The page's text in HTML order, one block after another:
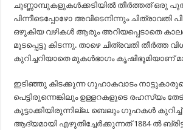
ചുണ്ണാമ്പുകളുകൾക്കടിയിൽ തീർത്തത് ഒരു
പിന്നീടെപ്പോഴോ അവിടെനിന്നും ചിത്രാവതി
ഒഴുകിയ വഴികൾ ആരും അറിയപ്പെടാതെ
മൂടപ്പെട്ടു കിടന്നു. താഴെ ചിത്രവതി തീർത്ത
കുറിച്ചറിയാതെ മുകൾഭാഗം കൃഷിഭൂമിയാണ്
ഇടിഞ്ഞു കിടക്കുന്ന ഗുഹാകവാടം
പെട്ടിരുന്നെങ്കിലും ഉള്ളറകളുടെ രഹസ്യം
കൂട്ടാക്കിയിരുന്നില്ല. ബെലും ഗുഹകൾ കുറിച്ച്
ആദ്യമായി എഴുതിച്ചേർക്കുന്നത് 1884 ൽ